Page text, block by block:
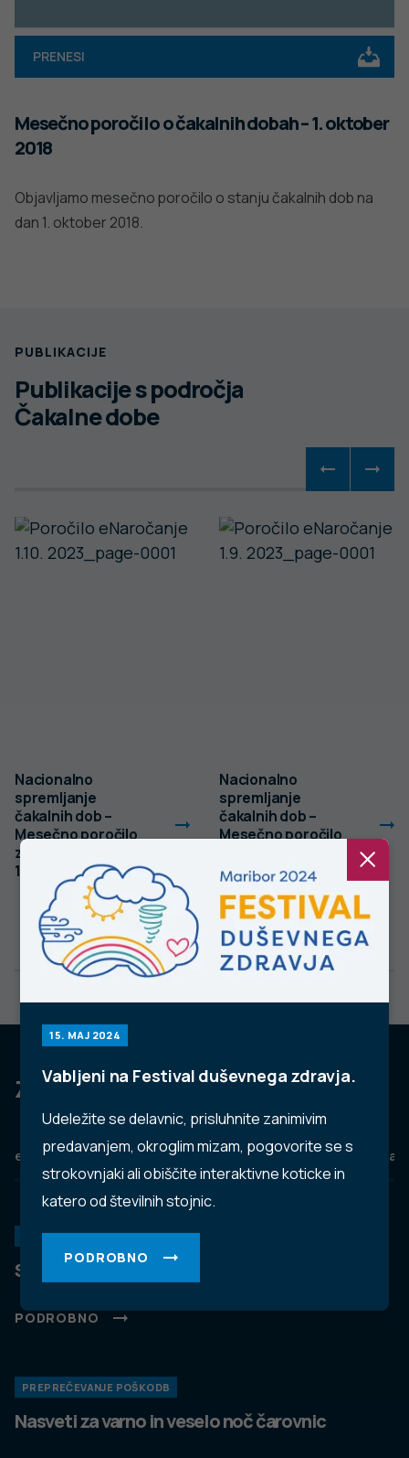
15. MAJ 2024
Vabljeni na Festival duševnega zdravja.
Udeležite se delavnic, prisluhnite zanimivim
predavanjem, okroglim mizam, pogovorite se s
strokovnjaki ali obiščite interaktivne koticke in
katero od številnih stojnic.
PODROBNO
PRENESI
Mesečno poročilo o čakalnih dobah – 1. oktober
2018
Objavljamo mesečno poročilo o stanju čakalnih dob na
dan 1. oktober 2018.
PUBLIKACIJE
Publikacije s področja
Čakalne dobe
Nacionalno
spremljanje
čakalnih dob –
Mesečno poročilo
za stanje na dan 1.
10. 2023
Nacionalno
spremljanje
čakalnih dob –
Mesečno poročilo
9. 2023
Za dobro javno zdravje
eZdravje Podatkovni portal NIJZ ambulante
KORONAVIRUS
Spremljanje okužb s SARS-CoV-2 (covid-19)
PODROBNO
PREPREČEVANJE POŠKODB
Nasveti za varno in veselo noč čarovnic